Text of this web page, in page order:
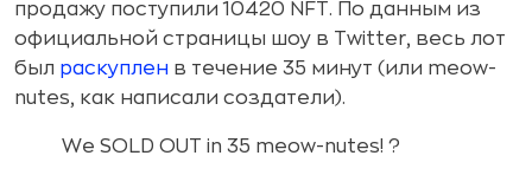
продажу поступили 10420 NFT. По данным из
официальной страницы шоу в Twitter, весь лот
был раскуплен в течение 35 минут (или meow-
nutes, как написали создатели).
We SOLD OUT in 35 meow-nutes! ?